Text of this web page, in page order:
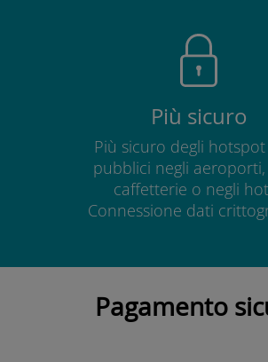
Più sicuro
Più sicuro degli hotspot
pubblici negli
caffetterie o negli
Connessione dati
Pagamento